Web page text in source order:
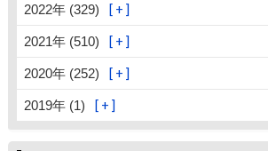
2022年 (329)
2021年 (510)
2020年 (252)
2019年 (1)